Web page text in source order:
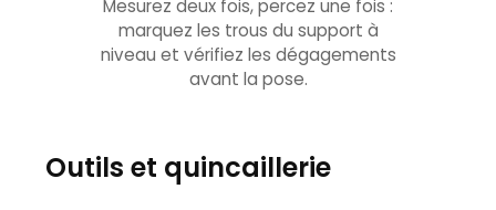
Mesurez deux fois, percez une fois :
marquez les trous du support à
niveau et vérifiez les dégagements
avant la pose.
Outils et quincaillerie